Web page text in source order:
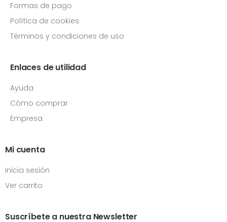
Formas de pago
Política de cookies
Términos y condiciones de uso
Enlaces de utilidad
Ayuda
Cómo comprar
Empresa
Mi cuenta
Inicia sesión
Ver carrito
Suscríbete a nuestra Newsletter